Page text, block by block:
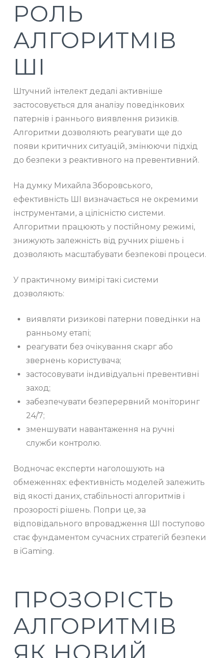
РОЛЬ
АЛГОРИТМІВ
ШІ
Штучний інтелект дедалі активніше
застосовується для аналізу поведінкових
патернів і раннього виявлення ризиків.
Алгоритми дозволяють реагувати ще до
появи критичних ситуацій, змінюючи підхід
до безпеки з реактивного на превентивний.
На думку Михайла Зборовського,
ефективність ШІ визначається не окремими
інструментами, а цілісністю системи.
Алгоритми працюють у постійному режимі,
знижують залежність від ручних рішень і
дозволяють масштабувати безпекові процеси.
У практичному вимірі такі системи
дозволяють:
виявляти ризикові патерни поведінки на
ранньому етапі;
реагувати без очікування скарг або
звернень користувача;
застосовувати індивідуальні превентивні
заход;
забезпечувати безперервний моніторинг
24/7;
зменшувати навантаження на ручні
служби контролю.
Водночас експерти наголошують на
обмеженнях: ефективність моделей залежить
від якості даних, стабільності алгоритмів і
прозорості рішень. Попри це, за
відповідального впровадження ШІ поступово
стає фундаментом сучасних стратегій безпеки
в iGaming.
ПРОЗОРІСТЬ
АЛГОРИТМІВ
ЯК НОВИЙ